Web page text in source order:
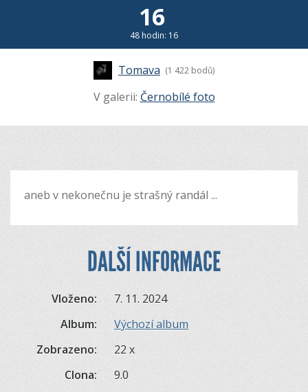
16
48 hodin: 16
Tomava (1 422 bodů)
V galerii: Černobílé foto
aneb v nekonečnu je strašný randál ...
DALŠÍ INFORMACE
Vloženo:
7. 11. 2024
Album:
Výchozí album
Zobrazeno:
22 x
Clona:
9.0